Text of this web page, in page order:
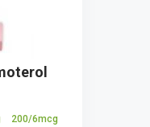
200/6mcg